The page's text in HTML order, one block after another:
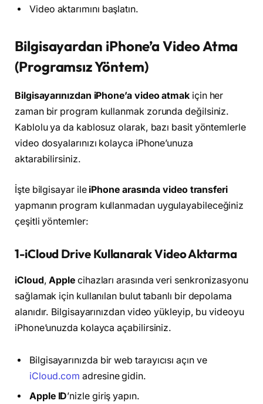
Video aktarımını başlatın.
Bilgisayardan iPhone’a Video Atma
(Programsız Yöntem)
Bilgisayarınızdan iPhone’a video atmak için her
zaman bir program kullanmak zorunda değilsiniz.
Kablolu ya da kablosuz olarak, bazı basit yöntemlerle
video dosyalarınızı kolayca iPhone’unuza
aktarabilirsiniz.
İşte bilgisayar ile iPhone arasında video transferi
yapmanın program kullanmadan uygulayabileceğiniz
çeşitli yöntemler:
1-iCloud Drive Kullanarak Video Aktarma
iCloud,Apple cihazları arasında veri senkronizasyonu
sağlamak için kullanılan bulut tabanlı bir depolama
alanıdır. Bilgisayarınızdan video yükleyip, bu videoyu
iPhone’unuzda kolayca açabilirsiniz.
Bilgisayarınızda bir web tarayıcısı açın ve
iCloud.comadresine gidin.
Apple ID’nizle giriş yapın.